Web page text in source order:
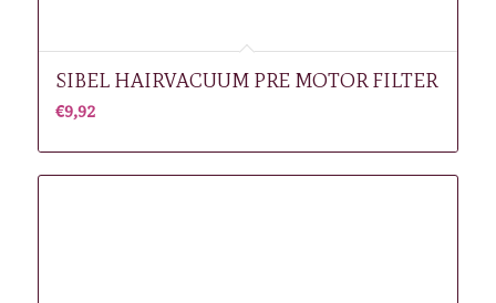
SIBEL HAIRVACUUM PRE MOTOR FILTER
€9,92